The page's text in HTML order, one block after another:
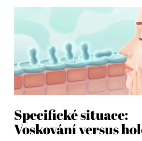
Specifické situace:
Voskování versus